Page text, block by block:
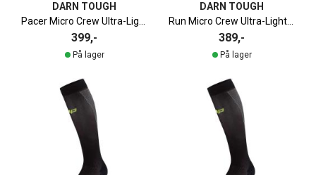
DARN TOUGH
Pacer Micro Crew Ultra-Lightweight Løpesokk Dame
399,-
På lager
DARN TOUGH
Run Micro Crew Ultra-Lightweight Løpesokk Dame
389,-
På lager